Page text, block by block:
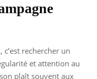
, c’est rechercher un
et attention au
plaît souvent aux